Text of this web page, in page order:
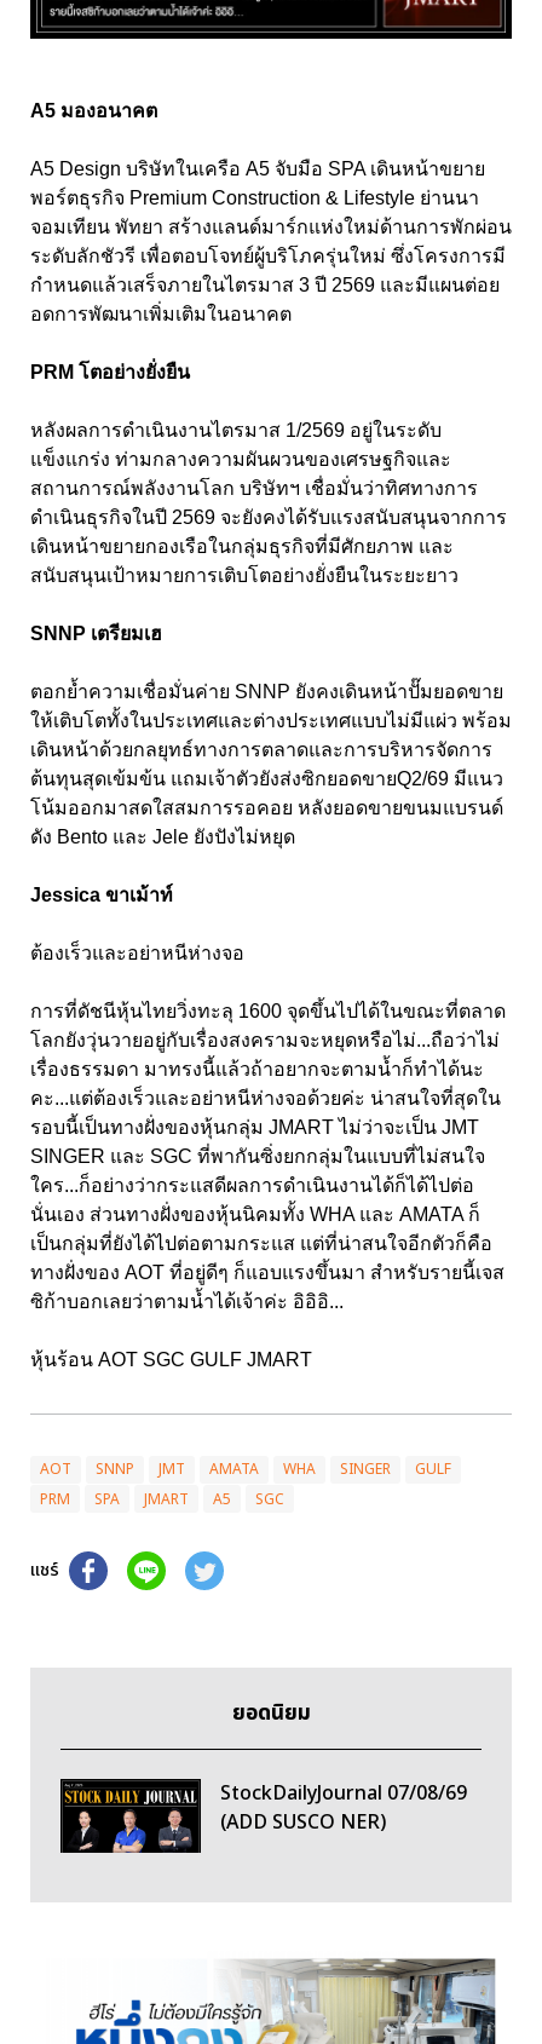
A5 มองอนาคต
A5 Design บริษัทในเครือ A5 จับมือ SPA เดินหน้าขยาย
พอร์ตธุรกิจ Premium Construction & Lifestyle ย่านนา
จอมเทียน พัทยา สร้างแลนด์มาร์กแห่งใหม่ด้านการพักผ่อน
ระดับลักชัวรี เพื่อตอบโจทย์ผู้บริโภครุ่นใหม่ ซึ่งโครงการมี
กำหนดแล้วเสร็จภายในไตรมาส 3 ปี 2569 และมีแผนต่อย
อดการพัฒนาเพิ่มเติมในอนาคต
PRM โตอย่างยั่งยืน
หลังผลการดำเนินงานไตรมาส 1/2569 อยู่ในระดับ
แข็งแกร่ง ท่ามกลางความผันผวนของเศรษฐกิจและ
สถานการณ์พลังงานโลก บริษัทฯ เชื่อมั่นว่าทิศทางการ
ดำเนินธุรกิจในปี 2569 จะยังคงได้รับแรงสนับสนุนจากการ
เดินหน้าขยายกองเรือในกลุ่มธุรกิจที่มีศักยภาพ และ
สนับสนุนเป้าหมายการเติบโตอย่างยั่งยืนในระยะยาว
SNNP เตรียมเฮ
ตอกย้ำความเชื่อมั่นค่าย SNNP ยังคงเดินหน้าปั๊มยอดขาย
ให้เติบโตทั้งในประเทศและต่างประเทศแบบไม่มีแผ่ว พร้อม
เดินหน้าด้วยกลยุทธ์ทางการตลาดและการบริหารจัดการ
ต้นทุนสุดเข้มข้น แถมเจ้าตัวยังส่งซิกยอดขายQ2/69 มีแนว
โน้มออกมาสดใสสมการรอคอย หลังยอดขายขนมแบรนด์
ดัง Bento และ Jele ยังปังไม่หยุด
Jessica ขาเม้าท์
ต้องเร็วและอย่าหนีห่างจอ
การที่ดัชนีหุ้นไทยวิ่งทะลุ 1600 จุดขึ้นไปได้ในขณะที่ตลาด
โลกยังวุ่นวายอยู่กับเรื่องสงครามจะหยุดหรือไม่...ถือว่าไม่
เรื่องธรรมดา มาทรงนี้แล้วถ้าอยากจะตามน้ำก็ทำได้นะ
คะ...แต่ต้องเร็วและอย่าหนีห่างจอด้วยค่ะ น่าสนใจที่สุดใน
รอบนี้เป็นทางฝั่งของหุ้นกลุ่ม JMART ไม่ว่าจะเป็น JMT
SINGER และ SGC ที่พากันซิ่งยกกลุ่มในแบบที่ไม่สนใจ
ใคร...ก็อย่างว่ากระแสดีผลการดำเนินงานได้ก็ได้ไปต่อ
นั่นเอง ส่วนทางฝั่งของหุ้นนิคมทั้ง WHA และ AMATA ก็
เป็นกลุ่มที่ยังได้ไปต่อตามกระแส แต่ที่น่าสนใจอีกตัวก็คือ
ทางฝั่งของ AOT ที่อยู่ดีๆ ก็แอบแรงขึ้นมา สำหรับรายนี้เจส
ซิก้าบอกเลยว่าตามน้ำได้เจ้าค่ะ อิอิอิ...
หุ้นร้อน AOT SGC GULF JMART
AOT SNNP JMT AMATA WHA SINGER
GULF
PRM
SPA JMART A5 SGC
แชร์
ยอดนิยม
StockDailyJournal 07/08/69
(ADD SUSCO NER)